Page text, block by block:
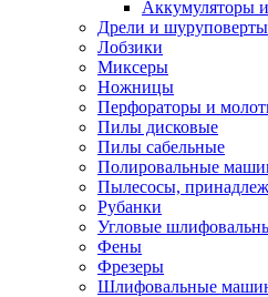
Аккумуляторы
Дрели и шуруповерты
Лобзики
Миксеры
Ножницы
Перфораторы и
Пилы дисковые
Пилы сабельные
Полировальные
Пылесосы,
Рубанки
Угловые
Фены
Фрезеры
Шлифовальные